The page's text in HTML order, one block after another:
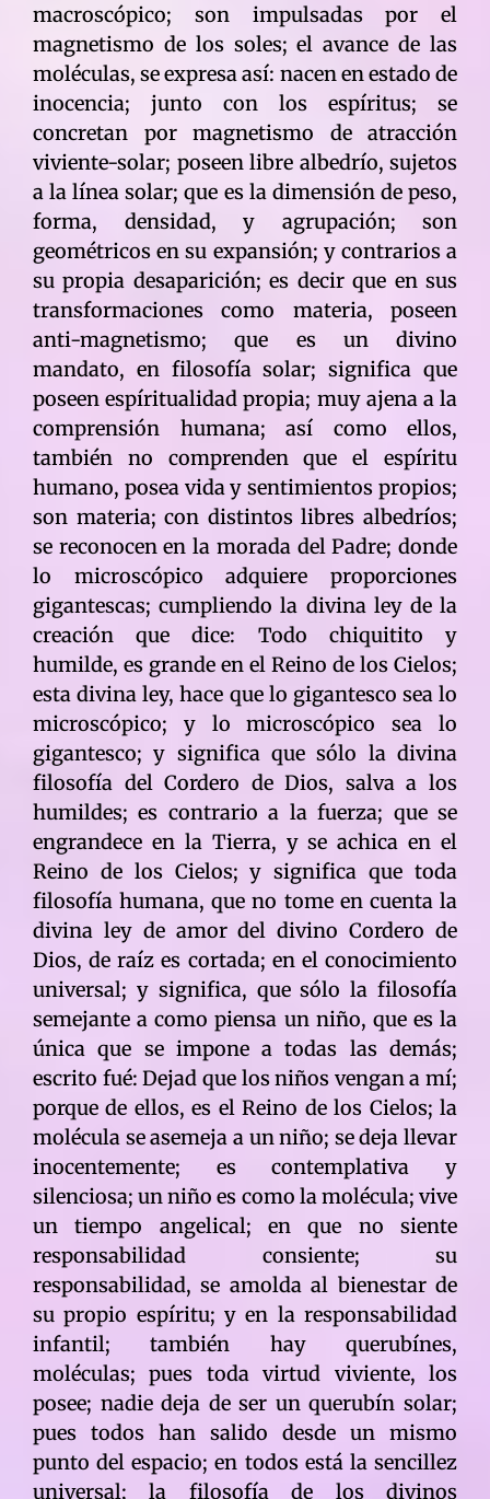
macroscópico; son impulsadas por el
magnetismo de los soles; el avance de las
moléculas, se expresa así: nacen en estado de
inocencia; junto con los espíritus; se
concretan por magnetismo de atracción
viviente-solar; poseen libre albedrío, sujetos
a la línea solar; que es la dimensión de peso,
forma, densidad, y agrupación; son
geométricos en su expansión; y contrarios a
su propia desaparición; es decir que en sus
transformaciones como materia, poseen
anti-magnetismo; que es un divino
mandato, en filosofía solar; significa que
poseen espíritualidad propia; muy ajena a la
comprensión humana; así como ellos,
también no comprenden que el espíritu
humano, posea vida y sentimientos propios;
son materia; con distintos libres albedríos;
se reconocen en la morada del Padre; donde
lo microscópico adquiere proporciones
gigantescas; cumpliendo la divina ley de la
creación que dice: Todo chiquitito y
humilde, es grande en el Reino de los Cielos;
esta divina ley, hace que lo gigantesco sea lo
microscópico; y lo microscópico sea lo
gigantesco; y significa que sólo la divina
filosofía del Cordero de Dios, salva a los
humildes; es contrario a la fuerza; que se
engrandece en la Tierra, y se achica en el
Reino de los Cielos; y significa que toda
filosofía humana, que no tome en cuenta la
divina ley de amor del divino Cordero de
Dios, de raíz es cortada; en el conocimiento
universal; y significa, que sólo la filosofía
semejante a como piensa un niño, que es la
única que se impone a todas las demás;
escrito fué: Dejad que los niños vengan a mí;
porque de ellos, es el Reino de los Cielos; la
molécula se asemeja a un niño; se deja llevar
inocentemente; es contemplativa y
silenciosa; un niño es como la molécula; vive
un tiempo angelical; en que no siente
responsabilidad consiente; su
responsabilidad, se amolda al bienestar de
su propio espíritu; y en la responsabilidad
infantil; también hay querubínes,
moléculas; pues toda virtud viviente, los
posee; nadie deja de ser un querubín solar;
pues todos han salido desde un mismo
punto del espacio; en todos está la sencillez
universal; la filosofía de los divinos